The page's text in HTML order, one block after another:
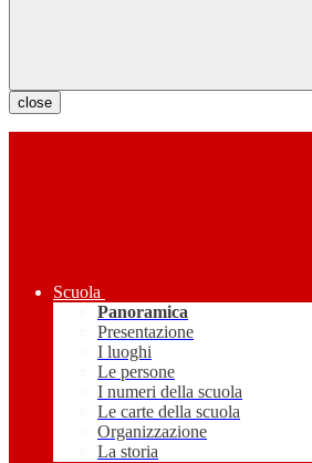
close
Scuola
Panoramica
Presentazione
I luoghi
Le persone
I numeri della scuola
Le carte della scuola
Organizzazione
La storia